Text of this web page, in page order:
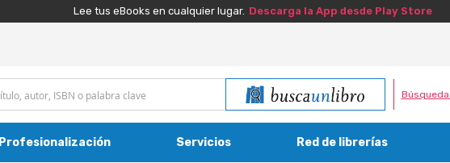
Lee tus eBooks en cualquier lugar. Descarga la App desde Play Store
Profesionalización Servicios Red de librerías